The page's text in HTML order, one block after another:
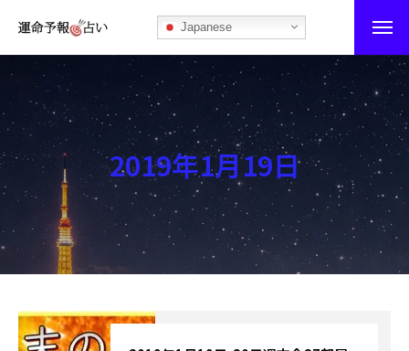
Japanese
運命予報占い
運命予報占いとは
あなたの所属部屋を探そう！
最恐の相性占い
秘伝公開！吉凶カレンダー
記事カテゴリー
2019年1月19日